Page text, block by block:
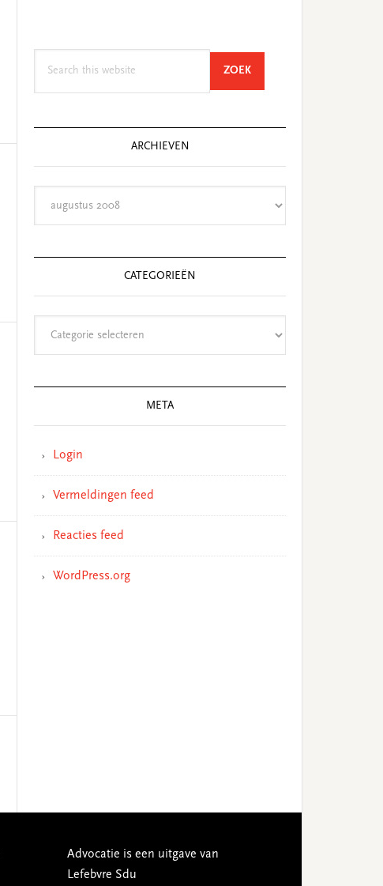
ZOEKSEARCH
ARCHIEVEN
CATEGORIEËN
META
Login
Vermeldingen feed
Reacties feed
WordPress.org
Advocatie is een uitgave van
Lefebvre Sdu